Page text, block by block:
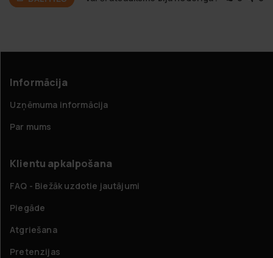
Informācija
Uzņēmuma informācija
Par mums
Klientu apkalpošana
FAQ - Biežāk uzdotie jautājumi
Piegāde
Atgriešana
Pretenzijas